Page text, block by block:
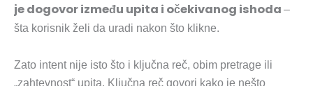
je dogovor između upita i očekivanog ishoda –
šta korisnik želi da uradi nakon što klikne.
Zato intent nije isto što i ključna reč, obim pretrage ili
„zahtevnost“ upita. Ključna reč govori kako je nešto